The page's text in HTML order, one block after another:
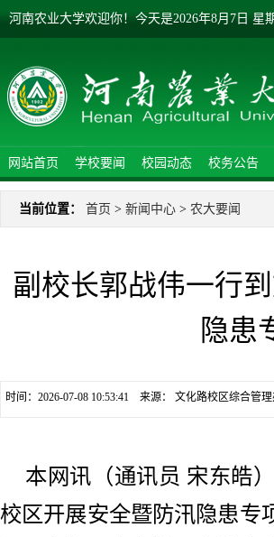
河南农业大学欢迎你！ 今天是2026年8月7日 星
网站首页 学校要闻 校园动态 校务公告
当前位置： 首页 > 新闻中心 > 农大要闻
副校长郭战伟一行
隐患
时间：2026-07-08 10:53:41 来源： 文化路校区综合管
本网讯（通讯员 宋东皓
校区开展安全暨防汛隐患专